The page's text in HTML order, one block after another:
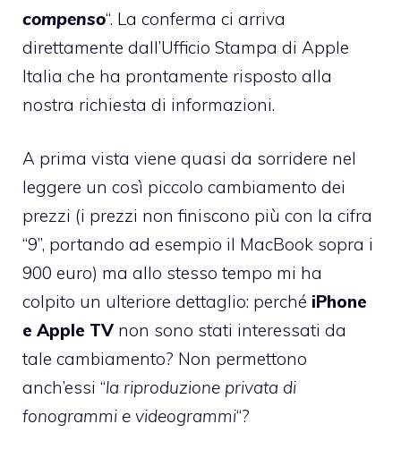
compenso“. La conferma ci arriva
direttamente dall’Ufficio Stampa di Apple
Italia che ha prontamente risposto alla
nostra richiesta di informazioni.
A prima vista viene quasi da sorridere nel
leggere un così piccolo cambiamento dei
prezzi (i prezzi non finiscono più con la cifra
“9”, portando ad esempio il MacBook sopra i
900 euro) ma allo stesso tempo mi ha
colpito un ulteriore dettaglio: perché iPhone
e Apple TV non sono stati interessati da
tale cambiamento? Non permettono
anch’essi “la riproduzione privata di
fonogrammi e videogrammi“?